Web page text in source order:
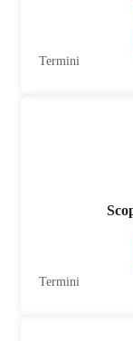
Termini
Termini